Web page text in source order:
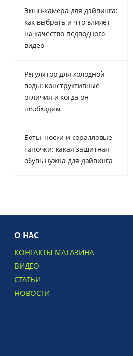
Экшн-камера для дайвинга:
как выбрать и что влияет
на качество подводного
видео
Регулятор для холодной
воды: конструктивные
отличия и когда он
необходим
Боты, носки и коралловые
тапочки: какая защитная
обувь нужна для дайвинга
О НАС
КОНТАКТЫ МАГАЗИНА
ВИДЕО
СТАТЬИ
НОВОСТИ